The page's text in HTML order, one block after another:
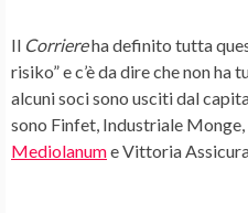
Il Corriereha definito tutta
risiko” e c’è da dire che non
alcuni soci sono usciti dal
sono Finfet, Industriale
Mediolanume Vittoria